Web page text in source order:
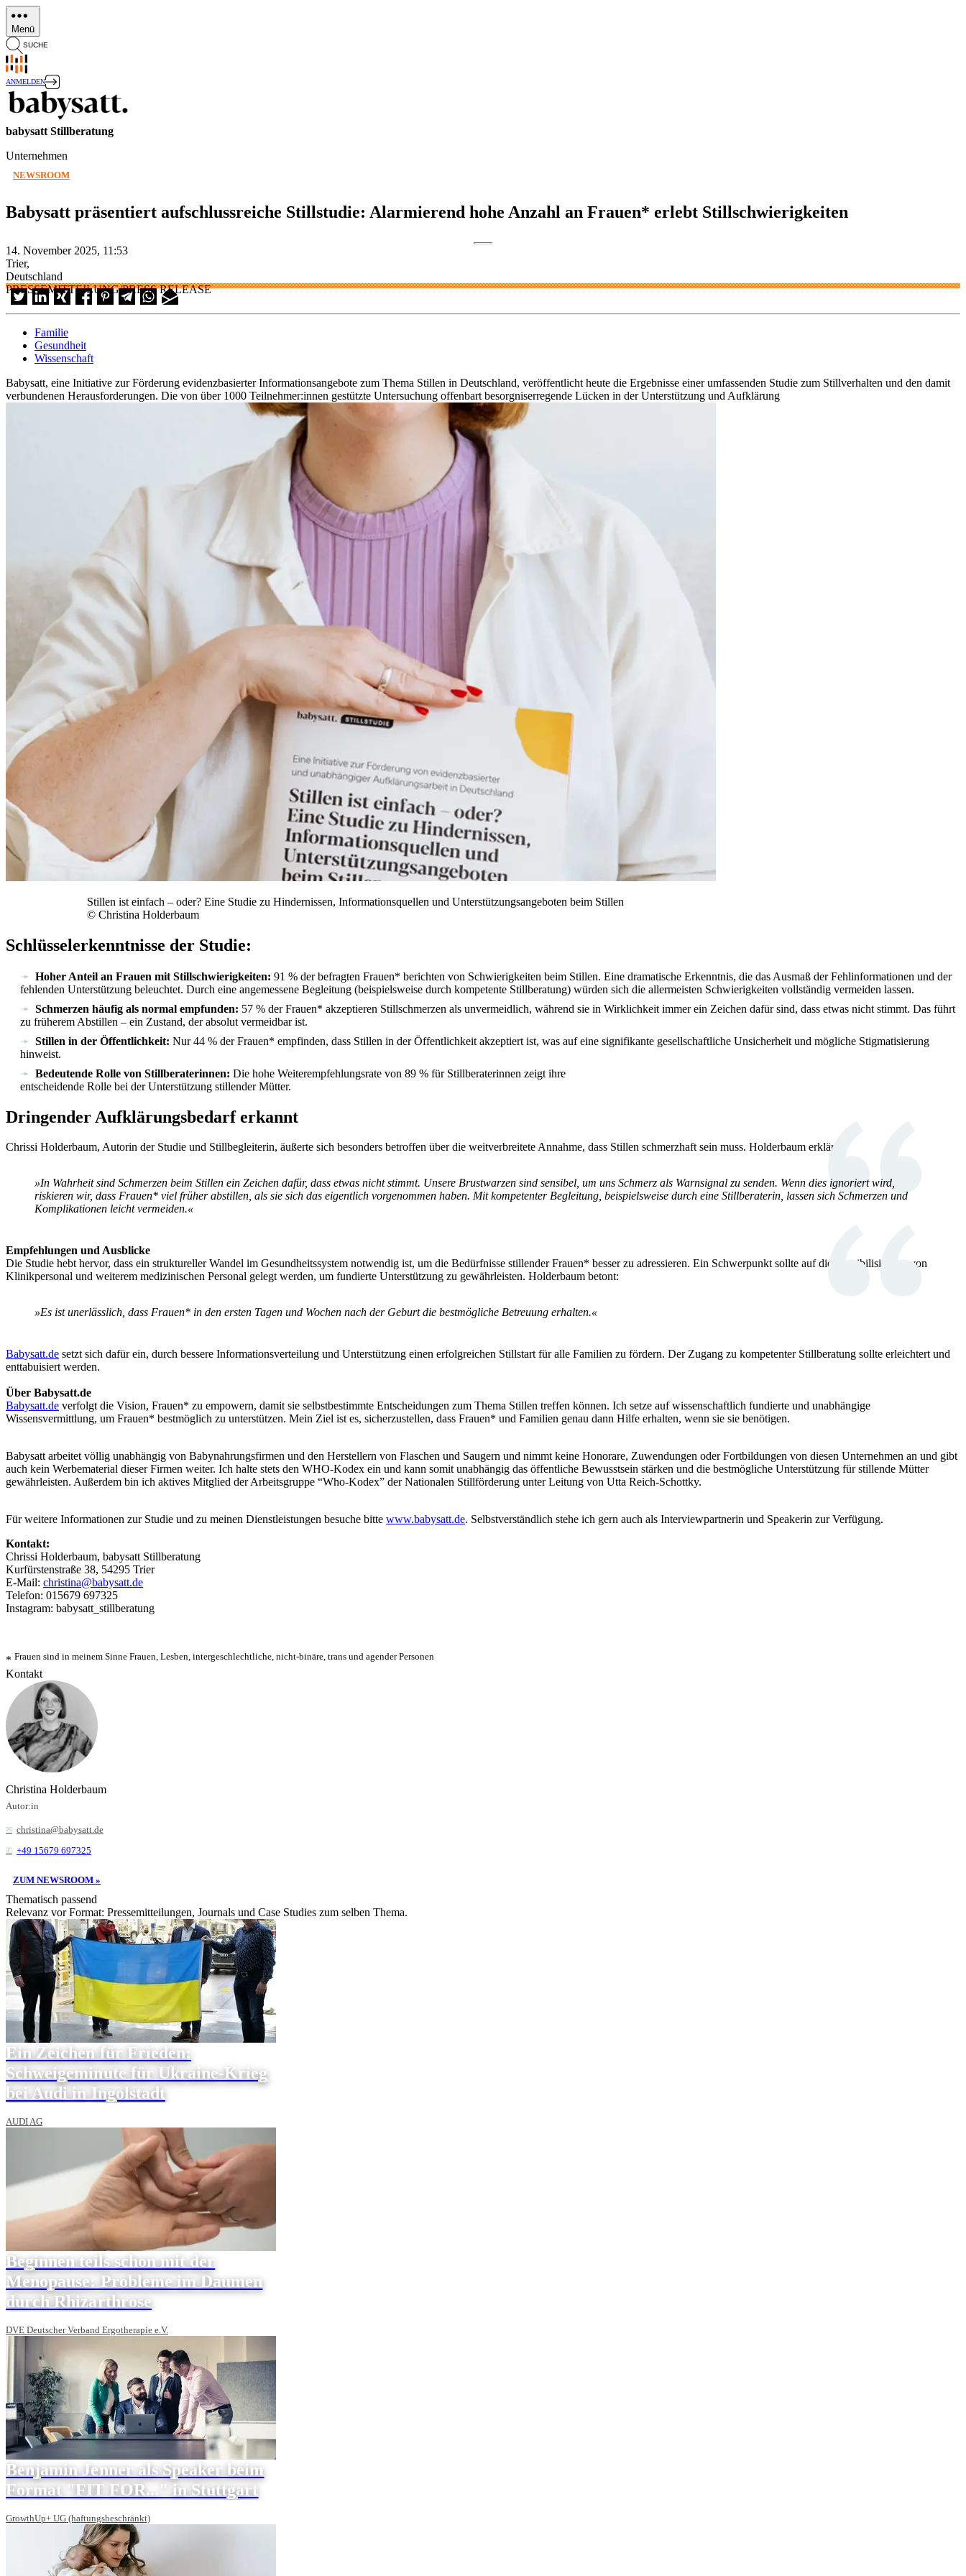
Direkt
zum
Inhalt
Menü
SUCHE
ANMELDEN
babysatt Stillberatung
Unternehmen
NEWSROOM
Babysatt präsentiert aufschlussreiche Stillstudie: Alarmierend hohe Anzahl an Frauen* erlebt Stillschwierigkeiten
14. November 2025, 11:53
Trier,
Deutschland
PRESSEMITTEILUNG/PRESS RELEASE
Familie
Gesundheit
Wissenschaft
Babysatt, eine Initiative zur Förderung evidenzbasierter Informationsangebote zum Thema Stillen in Deutschland, veröffentlicht heute die Ergebnisse einer umfassenden Studie zum Stillverhalten und den damit
verbundenen Herausforderungen. Die von über 1000 Teilnehmer:innen gestützte Untersuchung offenbart besorgniserregende Lücken in der Unterstützung und Aufklärung
Stillen ist einfach – oder? Eine Studie zu Hindernissen, Informationsquellen und Unterstützungsangeboten beim Stillen
© Christina Holderbaum
Schlüsselerkenntnisse der Studie:
Hoher Anteil an Frauen mit Stillschwierigkeiten: 91 % der befragten Frauen* berichten von Schwierigkeiten beim Stillen. Eine dramatische Erkenntnis, die das Ausmaß der Fehlinformationen und der
fehlenden Unterstützung beleuchtet. Durch eine angemessene Begleitung (beispielsweise durch kompetente Stillberatung) würden sich die allermeisten Schwierigkeiten vollständig vermeiden lassen.
Schmerzen häufig als normal empfunden: 57 % der Frauen* akzeptieren Stillschmerzen als unvermeidlich, während sie in Wirklichkeit immer ein Zeichen dafür sind, dass etwas nicht stimmt. Das führt
zu früherem Abstillen – ein Zustand, der absolut vermeidbar ist.
Stillen in der Öffentlichkeit: Nur 44 % der Frauen* empfinden, dass Stillen in der Öffentlichkeit akzeptiert ist, was auf eine signifikante gesellschaftliche Unsicherheit und mögliche Stigmatisierung
hinweist.
Bedeutende Rolle von Stillberaterinnen: Die hohe Weiterempfehlungsrate von 89 % für Stillberaterinnen zeigt ihre
entscheidende Rolle bei der Unterstützung stillender Mütter.
Dringender Aufklärungsbedarf erkannt
Chrissi Holderbaum, Autorin der Studie und Stillbegleiterin, äußerte sich besonders betroffen über die weitverbreitete Annahme, dass Stillen schmerzhaft sein muss. Holderbaum erklärt:
»In Wahrheit sind Schmerzen beim Stillen ein Zeichen dafür, dass etwas nicht stimmt. Unsere Brustwarzen sind sensibel, um uns Schmerz als Warnsignal zu senden. Wenn dies ignoriert wird,
riskieren wir, dass Frauen* viel früher abstillen, als sie sich das eigentlich vorgenommen haben. Mit kompetenter Begleitung, beispielsweise durch eine Stillberaterin, lassen sich Schmerzen und
Komplikationen leicht vermeiden.«
Empfehlungen und Ausblicke
Die Studie hebt hervor, dass ein struktureller Wandel im Gesundheitssystem notwendig ist, um die Bedürfnisse stillender Frauen* besser zu adressieren. Ein Schwerpunkt sollte auf die Sensibilisierung von
Klinikpersonal und weiterem medizinischen Personal gelegt werden, um fundierte Unterstützung zu gewährleisten. Holderbaum betont:
»Es ist unerlässlich, dass Frauen* in den ersten Tagen und Wochen nach der Geburt die bestmögliche Betreuung erhalten.«
Babysatt.de setzt sich dafür ein, durch bessere Informationsverteilung und Unterstützung einen erfolgreichen Stillstart für alle Familien zu fördern. Der Zugang zu kompetenter Stillberatung sollte erleichtert und
enttabuisiert werden.
Über Babysatt.de
Babysatt.de verfolgt die Vision, Frauen* zu empowern, damit sie selbstbestimmte Entscheidungen zum Thema Stillen treffen können. Ich setze auf wissenschaftlich fundierte und unabhängige
Wissensvermittlung, um Frauen* bestmöglich zu unterstützen. Mein Ziel ist es, sicherzustellen, dass Frauen* und Familien genau dann Hilfe erhalten, wenn sie sie benötigen.
Babysatt arbeitet völlig unabhängig von Babynahrungsfirmen und den Herstellern von Flaschen und Saugern und nimmt keine Honorare, Zuwendungen oder Fortbildungen von diesen Unternehmen an und gibt
auch kein Werbematerial dieser Firmen weiter. Ich halte stets den WHO-Kodex ein und kann somit unabhängig das öffentliche Bewusstsein stärken und die bestmögliche Unterstützung für stillende Mütter
gewährleisten. Außerdem bin ich aktives Mitglied der Arbeitsgruppe “Who-Kodex” der Nationalen Stillförderung unter Leitung von Utta Reich-Schottky.
Für weitere Informationen zur Studie und zu meinen Dienstleistungen besuche bitte www.babysatt.de. Selbstverständlich stehe ich gern auch als Interviewpartnerin und Speakerin zur Verfügung.
Kontakt:
Chrissi Holderbaum, babysatt Stillberatung
Kurfürstenstraße 38, 54295 Trier
E-Mail: christina@babysatt.de
Telefon: 015679 697325
Instagram: babysatt_stillberatung
* Frauen sind in meinem Sinne Frauen, Lesben, intergeschlechtliche, nicht-binäre, trans und agender Personen
Kontakt
Christina Holderbaum
Autor:in
christina@babysatt.de
+49 15679 697325
ZUM NEWSROOM »
Thematisch passend
Relevanz vor Format: Pressemitteilungen, Journals und Case Studies zum selben Thema.
Ein Zeichen für Frieden:
Schweigeminute für Ukraine-Krieg
bei Audi in Ingolstadt
AUDI AG
Beginnen teils schon mit der
Menopause: Probleme im Daumen
durch Rhizarthrose
DVE Deutscher Verband Ergotherapie e.V.
Benjamin Jenner als Speaker beim
Format "FIT FOR..." in Stuttgart
GrowthUp+ UG (haftungsbeschränkt)